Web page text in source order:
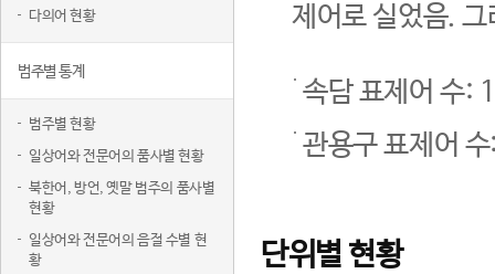
다의어 현황
범주별 통계
범주별 현황
일상어와 전문어의 품사별 현황
북한어, 방언, 옛말 범주의 품사별
현황
일상어와 전문어의 음절 수별 현
황
제어로 실었음.
속담 표제어 수:
관용구 표제어
단위별 현황